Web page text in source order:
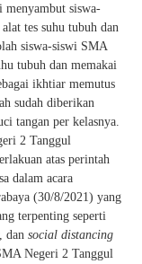
menyambut siswa-
tes suhu tubuh dan
siswa-siswi SMA
tubuh dan memakai
ikhtiar memutus
sudah diberikan
tangan per kelasnya.
2 Tanggul
atas perintah
dalam acara
(30/8/2021) yang
terpenting seperti
dan social distancing
Negeri 2 Tanggul